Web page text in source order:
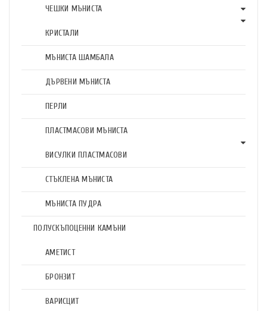
ЧЕШКИ МЪНИСТА
КРИСТАЛИ
МЪНИСТА ШАМБАЛА
ДЪРВЕНИ МЪНИСТА
ПЕРЛИ
ПЛАСТМАСОВИ МЪНИСТА
ВИСУЛКИ ПЛАСТМАСОВИ
СТЪКЛЕНА МЪНИСТА
МЪНИСТА ПУДРА
ПОЛУСКЪПОЦЕННИ КАМЪНИ
АМЕТИСТ
БРОНЗИТ
ВАРИСЦИТ